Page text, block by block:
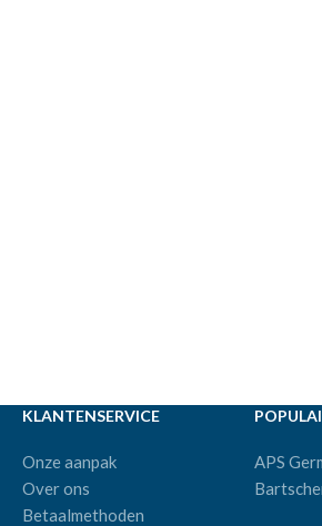
KLANTENSERVICE
Onze aanpak
Over ons
Betaalmethoden
APS